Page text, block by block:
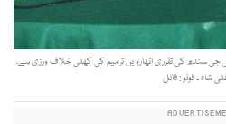
سندھ کی تقرری اٹھارویں ترمیم کی کھلی خلاف ورزی ہے،
شاہ ۔ فوٹو : فائل